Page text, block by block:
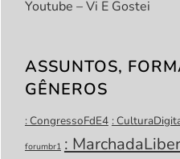
Youtube – Vi E Gostei
ASSUNTOS,
GÊNEROS
: CongressoFdE4 :
forumbr1 :